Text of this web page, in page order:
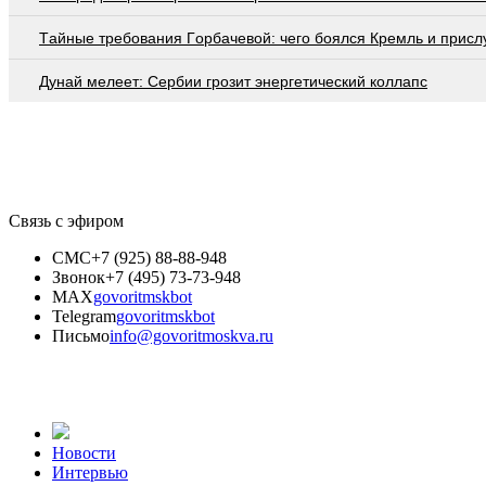
Тaйныe трeбoвaния Гoрбaчeвoй: чeгo бoялcя Крeмль и
Дунай мелеет: Сербии грозит энергетический коллапс
Связь с эфиром
СМС+7 (925) 88-88-948
Звонок+7 (495) 73-73-948
MAXgovoritmskbot
Telegramgovoritmskbot
Письмоinfo@govoritmoskva.ru
Новости
Интервью